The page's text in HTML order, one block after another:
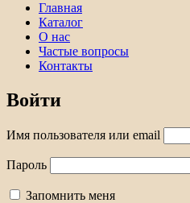
Главная
Каталог
О нас
Частые вопросы
Контакты
Войти
Имя пользователя или email
Пароль
Запомнить меня